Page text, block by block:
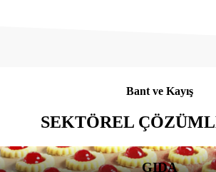
Bant ve Kayış
SEKTÖREL
GIDA